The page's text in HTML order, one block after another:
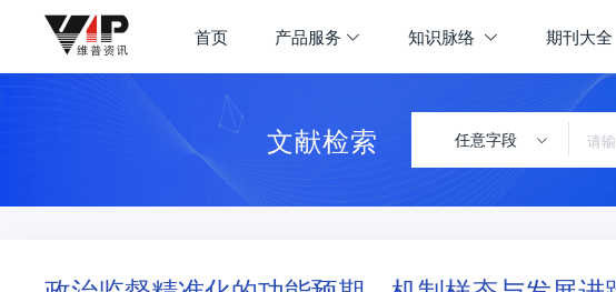
首页 产品服务 知识脉络 期刊大全
文献检索 任意字段